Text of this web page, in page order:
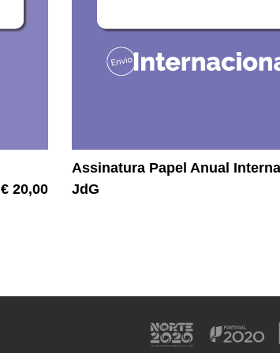
€ 20,00
Assinatura Papel Anual
JdG